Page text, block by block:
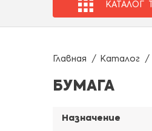
КАТАЛОГ
Главная Каталог
БУМАГА
Назначение